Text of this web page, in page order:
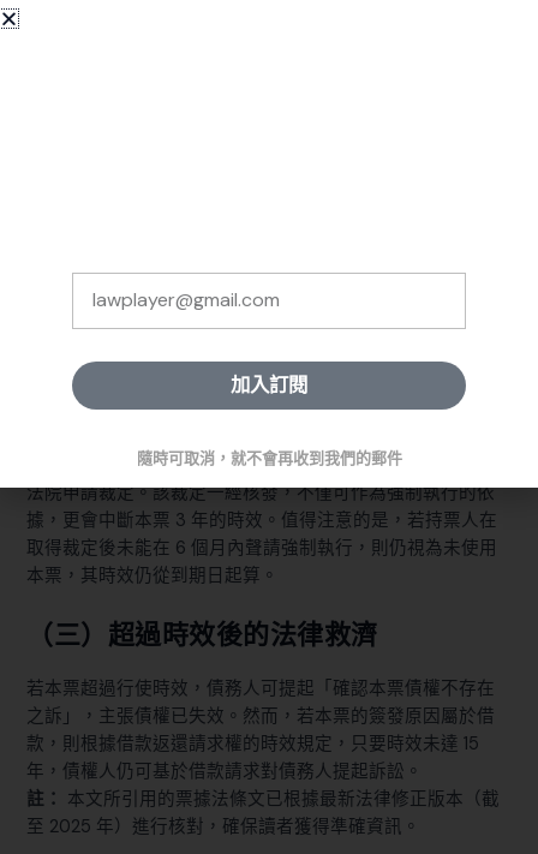
依據票據法 §22，本票的行使時效為 3 年。若本票上有明確
填寫到期日，則時效從到期日當日起計算；若未填寫到期
日，則從發票日開始計算。這一規定旨在確保債權人在合理
（二）何謂本票裁定？
根據票據法 §123，當持票人向發票人行使票據權利時，可向
法院申請裁定。該裁定一經核發，不僅可作為強制執行的依
據，更會中斷本票 3 年的時效。值得注意的是，若持票人在
取得裁定後未能在 6 個月內聲請強制執行，則仍視為未使用
本票，其時效仍從到期日起算。
（三）超過時效後的法律救濟
若本票超過行使時效，債務人可提起「確認本票債權不存在
之訴」，主張債權已失效。然而，若本票的簽發原因屬於借
款，則根據借款返還請求權的時效規定，只要時效未達 15
年，債權人仍可基於借款請求對債務人提起訴訟。
註： 本文所引用的票據法條文已根據最新法律修正版本（截
至 2025 年）進行核對，確保讀者獲得準確資訊。
加入訂閱
隨時可取消，就不會再收到我們的郵件